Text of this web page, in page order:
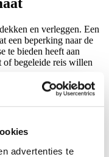
advertenties te
en verleggen. Een
een beperking naar de
te bieden heeft aan
of begeleide reis willen
mensen met